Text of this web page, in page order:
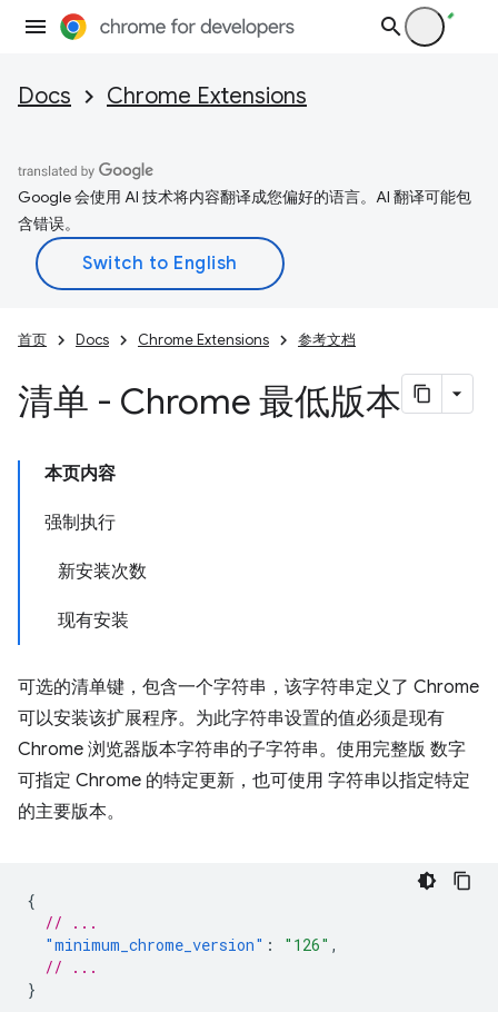
Docs Chrome Extensions
Google 会使用 AI 技术将内容翻译成您偏好的语言。AI 翻译可能包
含错误。
首页 Docs Chrome Extensions 参考文档
清单 - Chrome 最低版本
本页内容
强制执行
新安装次数
现有安装
可选的清单键，包含一个字符串，该字符串定义了 Chrome
可以安装该扩展程序。为此字符串设置的值必须是现有
Chrome 浏览器版本字符串的子字符串。使用完整版 数字
可指定 Chrome 的特定更新，也可使用 字符串以指定特定
的主要版本。
{
// ...
"minimum_chrome_version" : "126" ,
// ...
}